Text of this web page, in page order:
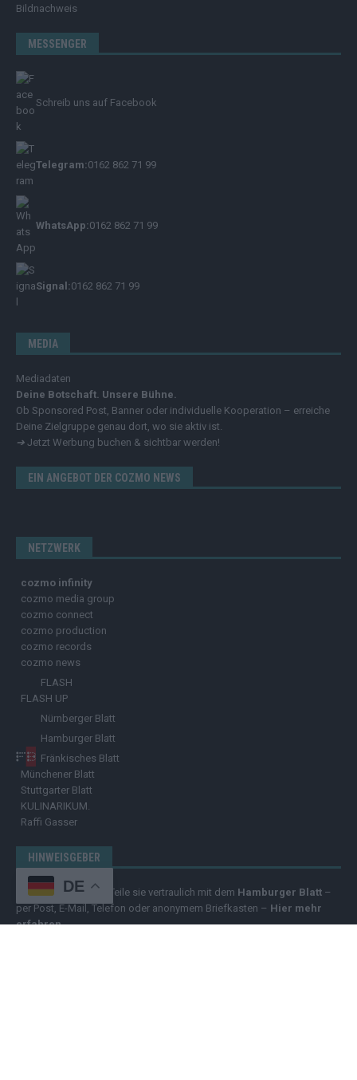
Bildnachweis
MESSENGER
Schreib uns auf Facebook
Telegram:0162 862 71 99
WhatsApp:0162 862 71 99
Signal:0162 862 71 99
MEDIA
Mediadaten
Deine Botschaft. Unsere Bühne.
Ob Sponsored Post, Banner oder individuelle Kooperation – erreiche
Deine Zielgruppe genau dort, wo sie aktiv ist.
➔ Jetzt Werbung buchen & sichtbar werden!
EIN ANGEBOT DER COZMO NEWS
NETZWERK
cozmo infinity
cozmo media group
cozmo connect
cozmo production
cozmo records
cozmo news
FLASH
FLASH UP
Nürnberger Blatt
Hamburger Blatt
Fränkisches Blatt
Münchener Blatt
Stuttgarter Blatt
KULINARIKUM.
Raffi Gasser
HINWEISGEBER
Hast du Hinweise ? Teile sie vertraulich mit dem Hamburger Blatt –
per Post, E-Mail, Telefon oder anonymem Briefkasten – Hier mehr
erfahren.
DE